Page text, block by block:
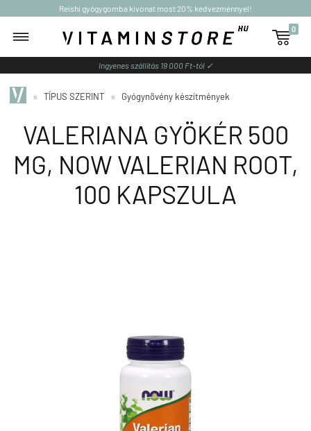
Reishi gyógygomba kivonat most 20% kedvezménnyel!

0
Ingyenes szállítás 19 000 Ft-tól ✓
» TÍPUS SZERINT » Gyógynövény készítmények
VALERIANA GYÖKÉR 500
MG, NOW VALERIAN ROOT,
100 KAPSZULA